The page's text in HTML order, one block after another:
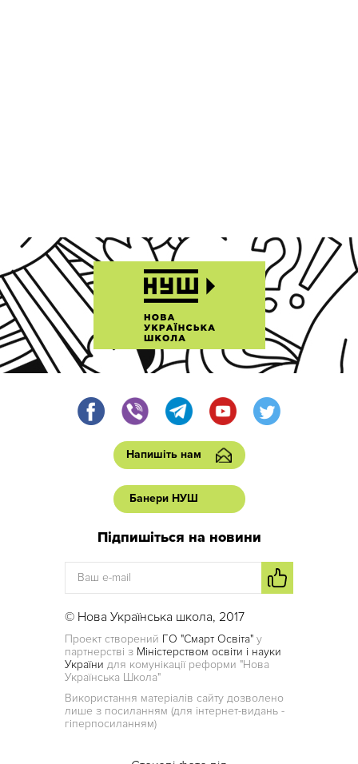
Напишіть нам
Банери НУШ
Підпишіться на новини
© Нова Українська школа, 2017
Проект створений ГО "Смарт Освіта" у
партнерстві з Міністерством освіти і науки
України для комунікації реформи "Нова
Українська Школа"
Використання матеріалів сайту дозволено
лише з посиланням (для інтернет-видань -
гіперпосиланням)